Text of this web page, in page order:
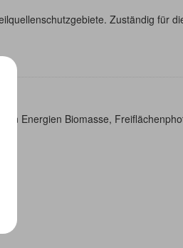
Zuständig für
Energien Biomasse,